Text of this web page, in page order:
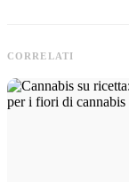
CORRELATI